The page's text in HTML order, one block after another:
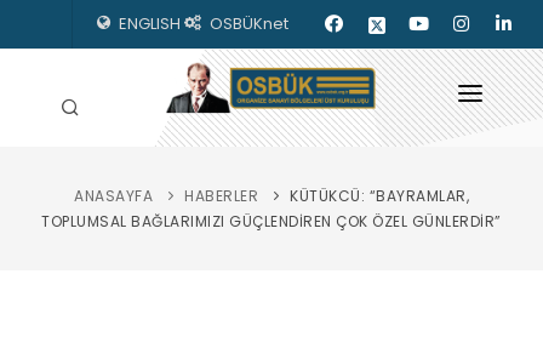
ENGLISH OSBÜKnet
HAKKIMIZDA
ANASAYFA HABERLER
KÜTÜKCÜ: “BAYRAMLAR,
TOPLUMSAL BAĞLARIMIZI GÜÇLENDİREN ÇOK ÖZEL GÜNLERDİR”